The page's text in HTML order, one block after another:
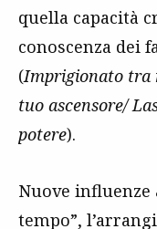
quella capacità
conoscenza dei
(Imprigionato tra
tuo ascensore/
potere).
Nuove influenze
tempo”,